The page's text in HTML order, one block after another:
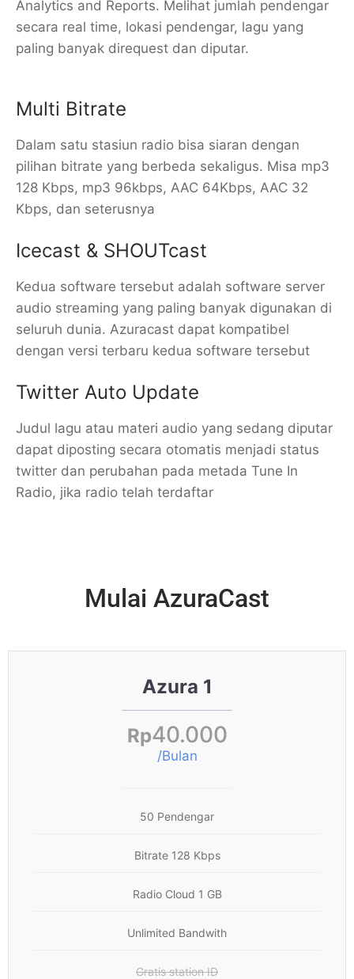
Analytics and Reports. Melihat jumlah pendengar
secara real time, lokasi pendengar, lagu yang
paling banyak direquest dan diputar.
Multi Bitrate
Dalam satu stasiun radio bisa siaran dengan
pilihan bitrate yang berbeda sekaligus. Misa mp3
128 Kbps, mp3 96kbps, AAC 64Kbps, AAC 32
Kbps, dan seterusnya
Icecast & SHOUTcast
Kedua software tersebut adalah software server
audio streaming yang paling banyak digunakan di
seluruh dunia. Azuracast dapat kompatibel
dengan versi terbaru kedua software tersebut
Twitter Auto Update
Judul lagu atau materi audio yang sedang diputar
dapat diposting secara otomatis menjadi status
twitter dan perubahan pada metada Tune In
Radio, jika radio telah terdaftar
Mulai AzuraCast
Azura 1
Rp40.000
/Bulan
50 Pendengar
Bitrate 128 Kbps
Radio Cloud 1 GB
Unlimited Bandwith
Gratis station ID